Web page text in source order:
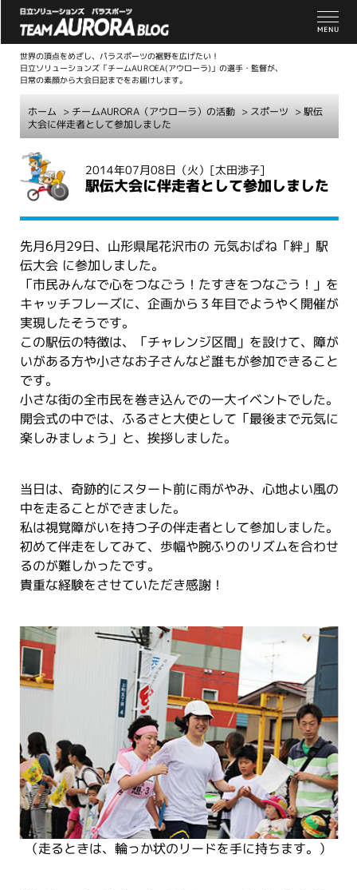
世界の頂点をめざし、パラスポーツの裾野を広げたい！
日立ソリューションズ「チームAUROEA(アウローラ)」の選手・監督が、
日常の素顔から大会日記までをお届けします。
ホーム > チームAURORA（アウローラ）の活動 > スポーツ > 駅伝
大会に伴走者として参加しました
2014年07月08日（火） [太田渉子]
駅伝大会に伴走者として参加しました
先月6月29日、山形県尾花沢市の 元気おばね「絆」駅
伝大会 に参加しました。
「市民みんなで心をつなごう！たすきをつなごう！」を
キャッチフレーズに、企画から３年目でようやく開催が
実現したそうです。
この駅伝の特徴は、「チャレンジ区間」を設けて、障が
いがある方や小さなお子さんなど誰もが参加できること
です。
小さな街の全市民を巻き込んでの一大イベントでした。
開会式の中では、ふるさと大使として「最後まで元気に
楽しみましょう」と、挨拶しました。
当日は、奇跡的にスタート前に雨がやみ、心地よい風の
中を走ることができました。
私は視覚障がいを持つ子の伴走者として参加しました。
初めて伴走をしてみて、歩幅や腕ふりのリズムを合わせ
るのが難しかったです。
貴重な経験をさせていただき感謝！
（走るときは、輪っか状のリードを手に持ちます。）